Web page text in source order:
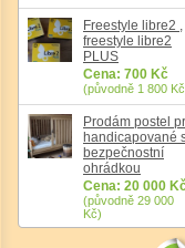
Freestyle libre2 ,
freestyle libre2
PLUS
Cena: 700 Kč
(původně 1 800
Prodám postel
handicapované
bezpečnostní
ohrádkou
Cena: 20 000
(původně 29 000
Kč)